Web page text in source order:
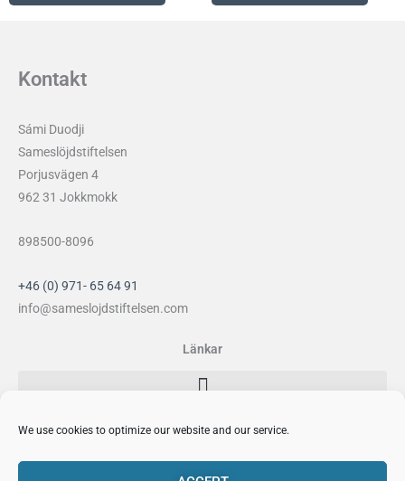
We use cookies to optimize our website and our service.
Kontakt
Sámi Duodji
Sameslöjdstiftelsen
Porjusvägen 4
962 31 Jokkmokk
898500-8096
+46 (0) 971- 65 64 91
info@sameslojdstiftelsen.com
Länkar
Sociala medier
F
I
Y
P